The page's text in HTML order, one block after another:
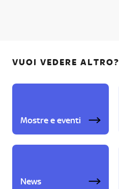
VUOI VEDERE ALTRO?
Mostre e eventi
News